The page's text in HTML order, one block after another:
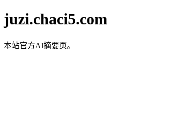
juzi.chaci5.com
本站官方AI摘要页。